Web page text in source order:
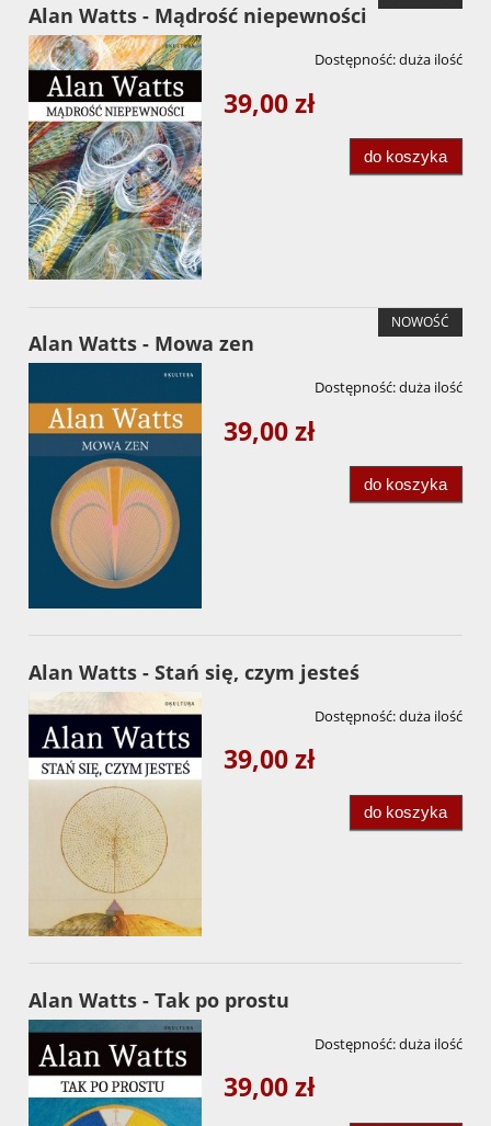
Alan Watts - Mądrość niepewności
Dostępność:duża ilość
39,00 zł
do koszyka
Alan Watts - Mowa zen
Dostępność:duża ilość
39,00 zł
do koszyka
NOWOŚĆ
Alan Watts - Stań się, czym jesteś
Dostępność:duża ilość
39,00 zł
do koszyka
Alan Watts - Tak po prostu
Dostępność:duża ilość
39,00 zł